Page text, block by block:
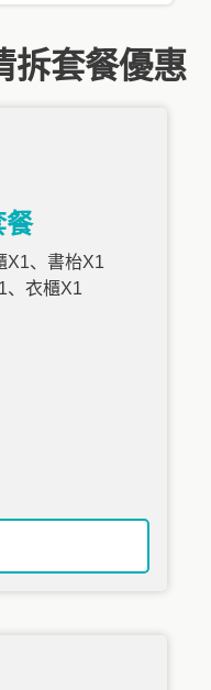
拆套餐優惠
餐
X1、書枱X1
、衣櫃X1